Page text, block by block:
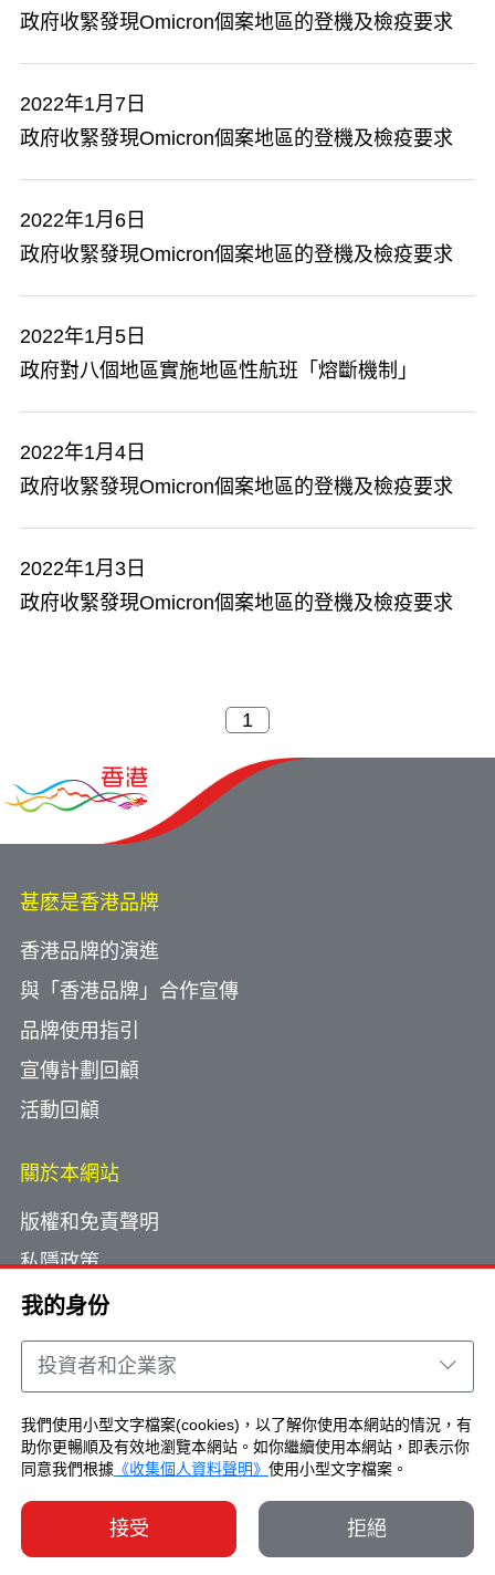
我的身份
投資者和企業家
我們使用小型文字檔案(cookies)，以了解你使用本網站的情況，有
助你更暢順及有效地瀏覽本網站。如你繼續使用本網站，即表示你
同意我們根據 《收集個人資料聲明》 使用小型文字檔案。
接受 拒絕
政府收緊發現Omicron個案地區的登機及檢疫要求
2022年1月7日
政府收緊發現Omicron個案地區的登機及檢疫要求
2022年1月6日
政府收緊發現Omicron個案地區的登機及檢疫要求
2022年1月5日
政府對八個地區實施地區性航班「熔斷機制」
2022年1月4日
政府收緊發現Omicron個案地區的登機及檢疫要求
2022年1月3日
政府收緊發現Omicron個案地區的登機及檢疫要求
甚麽是香港品牌
香港品牌的演進
與「香港品牌」合作宣傳
品牌使用指引
宣傳計劃回顧
活動回顧
關於本網站
版權和免責聲明
私隱政策
使用小型文字檔案
網頁指南
聯絡我們
Copyright © Brand Hong Kong. All Rights
Reserved.